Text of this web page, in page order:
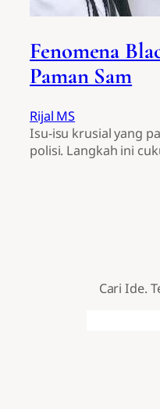
Fenomena
Paman Sam
Rijal MS
Isu-isu krusial yang
polisi. Langkah ini
Cari Ide.